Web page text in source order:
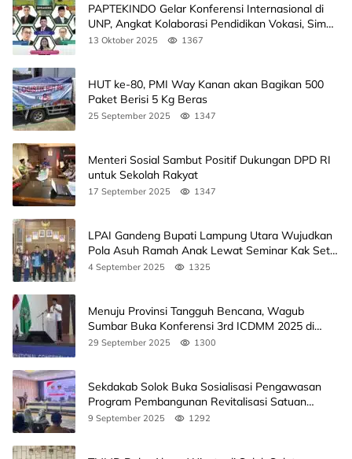
PAPTEKINDO Gelar Konferensi Internasional di
UNP, Angkat Kolaborasi Pendidikan Vokasi, Simak
Agendanya
13 Oktober 2025 1367
HUT ke-80, PMI Way Kanan akan Bagikan 500
Paket Berisi 5 Kg Beras
25 September 2025 1347
Menteri Sosial Sambut Positif Dukungan DPD RI
untuk Sekolah Rakyat
17 September 2025 1347
LPAI Gandeng Bupati Lampung Utara Wujudkan
Pola Asuh Ramah Anak Lewat Seminar Kak Seto,
Ini Jadwalnya
4 September 2025 1325
Menuju Provinsi Tangguh Bencana, Wagub
Sumbar Buka Konferensi 3rd ICDMM 2025 di
Unand
29 September 2025 1300
Sekdakab Solok Buka Sosialisasi Pengawasan
Program Pembangunan Revitalisasi Satuan
Pendidikan
9 September 2025 1292